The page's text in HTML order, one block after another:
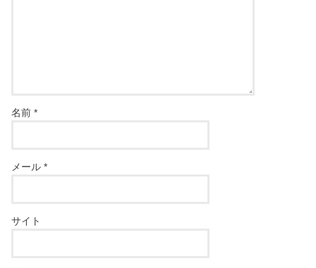
名前*
メール*
サイト